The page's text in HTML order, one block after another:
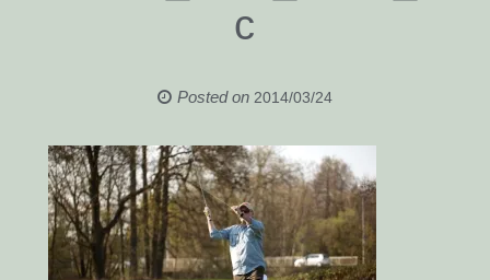
c
Posted on 2014/03/24